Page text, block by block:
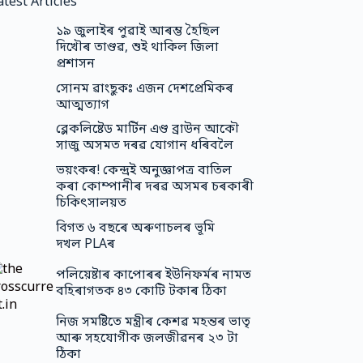
১৯ জুলাইৰ পুৱাই আৰম্ভ হৈছিল
দিখৌৰ তাণ্ডৱ, শুই থাকিল জিলা
প্ৰশাসন
সোনম ৱাংছুকঃ এজন দেশপ্ৰেমিকৰ
আত্মত্যাগ
ব্লেকলিষ্টেড মাৰ্টিন এণ্ড ব্ৰাউন আকৌ
সাজু অসমত দৰৱ যোগান ধৰিবলৈ
ভয়ংকৰ! কেন্দ্ৰই অনুজ্ঞাপত্ৰ বাতিল
কৰা কোম্পানীৰ দৰৱ অসমৰ চৰকাৰী
চিকিৎসালয়ত
বিগত ৬ বছৰে অৰুণাচলৰ ভূমি
দখল PLAৰ
পলিয়েষ্টাৰ কাপোৰৰ ইউনিফর্মৰ নামত
বহিৰাগতক ৪৩ কোটি টকাৰ ঠিকা
নিজ সমষ্টিতে মন্ত্ৰীৰ কেশৱ মহন্তৰ ভাতৃ
আৰু সহযোগীক জলজীৱনৰ ২৩ টা
ঠিকা